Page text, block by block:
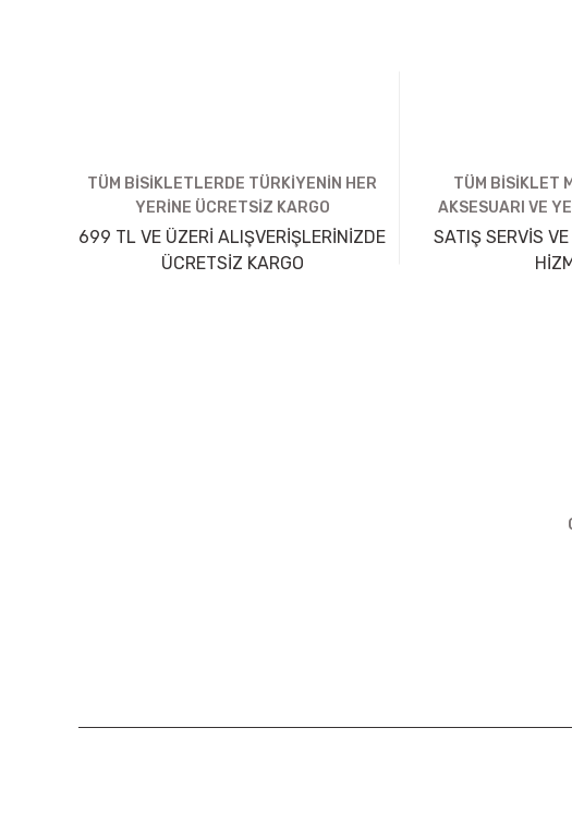
TÜM BİSİKLETLERDE TÜRKİYENİN HER
YERİNE ÜCRETSİZ KARGO
699 TL VE ÜZERİ ALIŞVERİŞLERİNİZDE
ÜCRETSİZ KARGO
TÜM BİSİKLET
AKSESUARI VE
SATIŞ SERVİS